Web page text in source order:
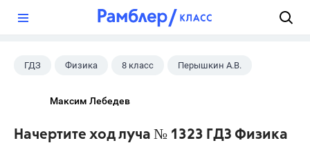
ГДЗ Физика 8 класс Перышкин А.В.
Максим Лебедев
Начертите ход луча № 1323 ГДЗ Физика